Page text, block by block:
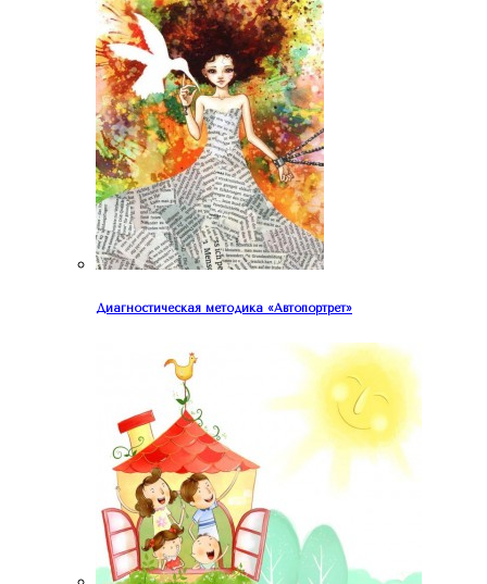
Диагностическая методика «Автопортрет»